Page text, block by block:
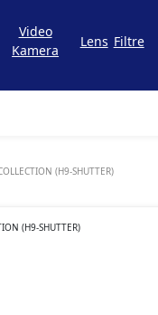
Video
Kamera
Lens Filtre
(H9-SHUTTER)